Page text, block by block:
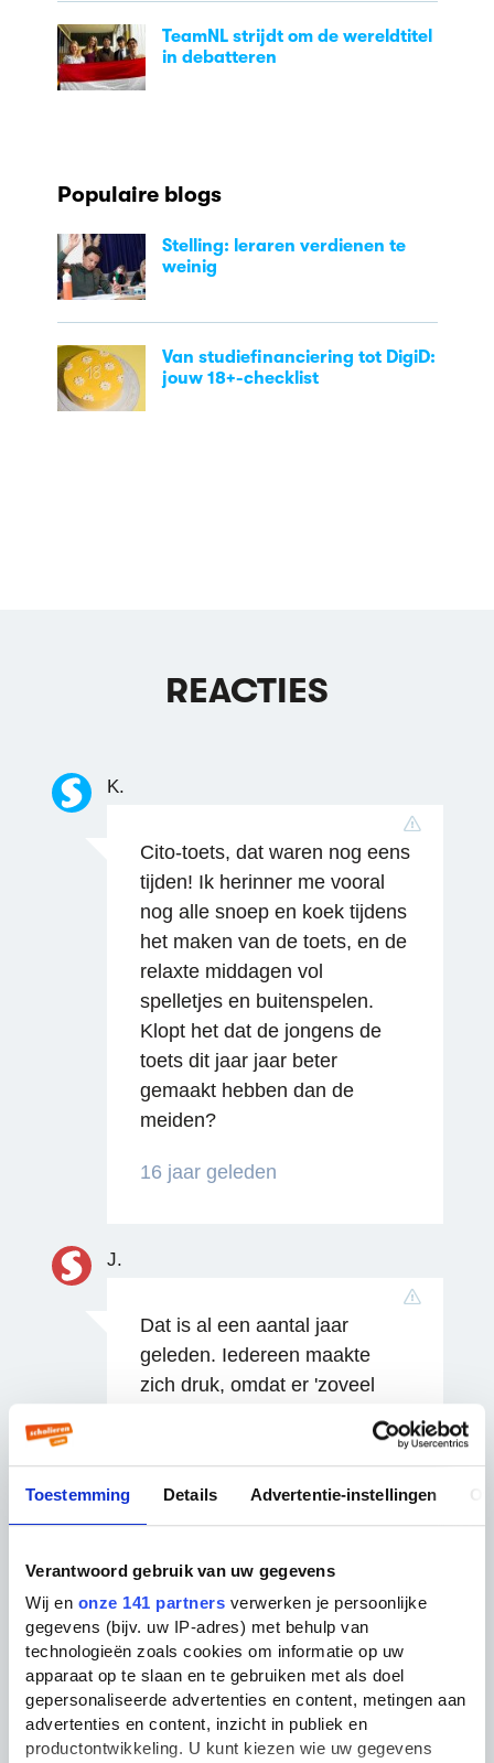
Toestemming Details Advertentie-instellingen
Verantwoord gebruik van uw gegevens
Wij en onze 141 partners verwerken je persoonlijke
gegevens (bijv. uw IP-adres) met behulp van
technologieën zoals cookies om informatie op uw
apparaat op te slaan en te gebruiken met als doel
gepersonaliseerde advertenties en content, metingen aan
advertenties en content, inzicht in publiek en
productontwikkeling. U kunt kiezen wie uw gegevens
TeamNL strijdt om de wereldtitel
in debatteren
Populaire blogs
Stelling: leraren verdienen te
weinig
Van studiefinanciering tot DigiD:
jouw 18+-checklist
REACTIES
K.
Cito-toets, dat waren nog eens
tijden! Ik herinner me vooral
nog alle snoep en koek tijdens
het maken van de toets, en de
relaxte middagen vol
spelletjes en buitenspelen.
Klopt het dat de jongens de
toets dit jaar jaar beter
gemaakt hebben dan de
meiden?
16 jaar geleden
Reageren
J.
Dat is al een aantal jaar
geleden. Iedereen maakte
zich druk, omdat er 'zoveel
vanaf zou hangen'. Ik had 548,
16 jaar geleden
G.
ik had 547, een na
hoogste(hoogste was 548)
van de klas :) ik was eerst